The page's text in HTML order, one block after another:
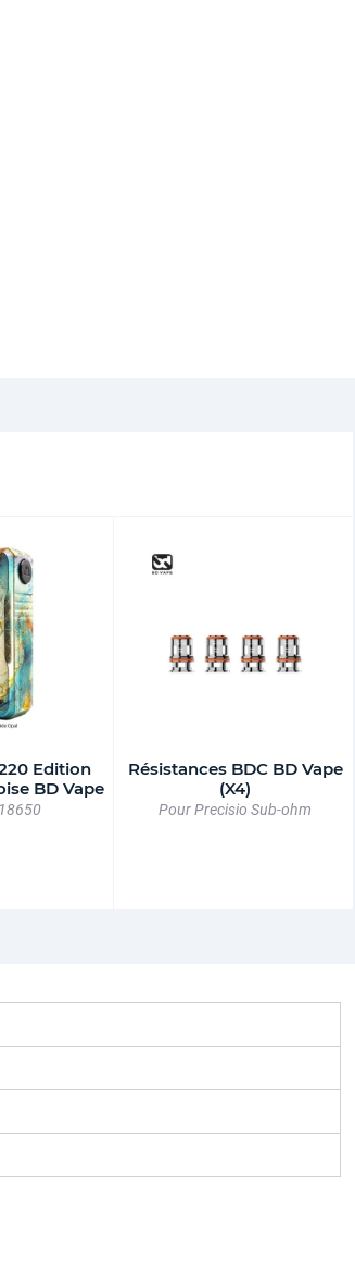
Edition
BD Vape
Résistances BDC BD Vape
(X4)
Pour Precisio Sub-ohm